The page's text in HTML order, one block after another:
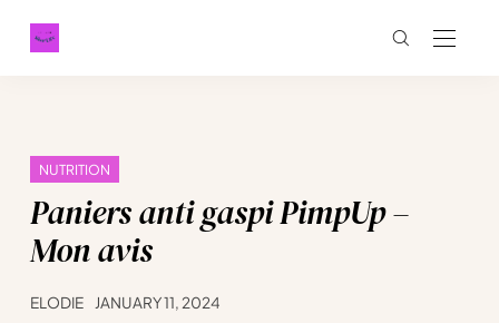
NUTRITION
Paniers anti gaspi PimpUp –
Mon avis
ELODIE JANUARY 11, 2024